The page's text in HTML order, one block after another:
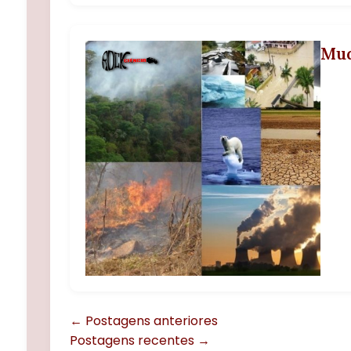
← Postagens anteriores
Postagens recentes →